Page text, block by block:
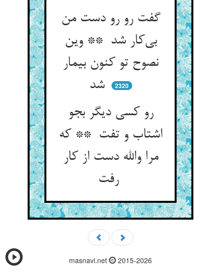
گفت رو رو دست من
بی‌کار شد ** وین
نصوح تو کنون بیمار
شد
2320
رو کسی دیگر بجو
اشتاب و تفت ** که
مرا والله دست از کار
masnavi.net 2015-2026